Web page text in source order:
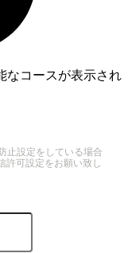
なコースが表示され
止設定をしている場合
許可設定をお願い致し